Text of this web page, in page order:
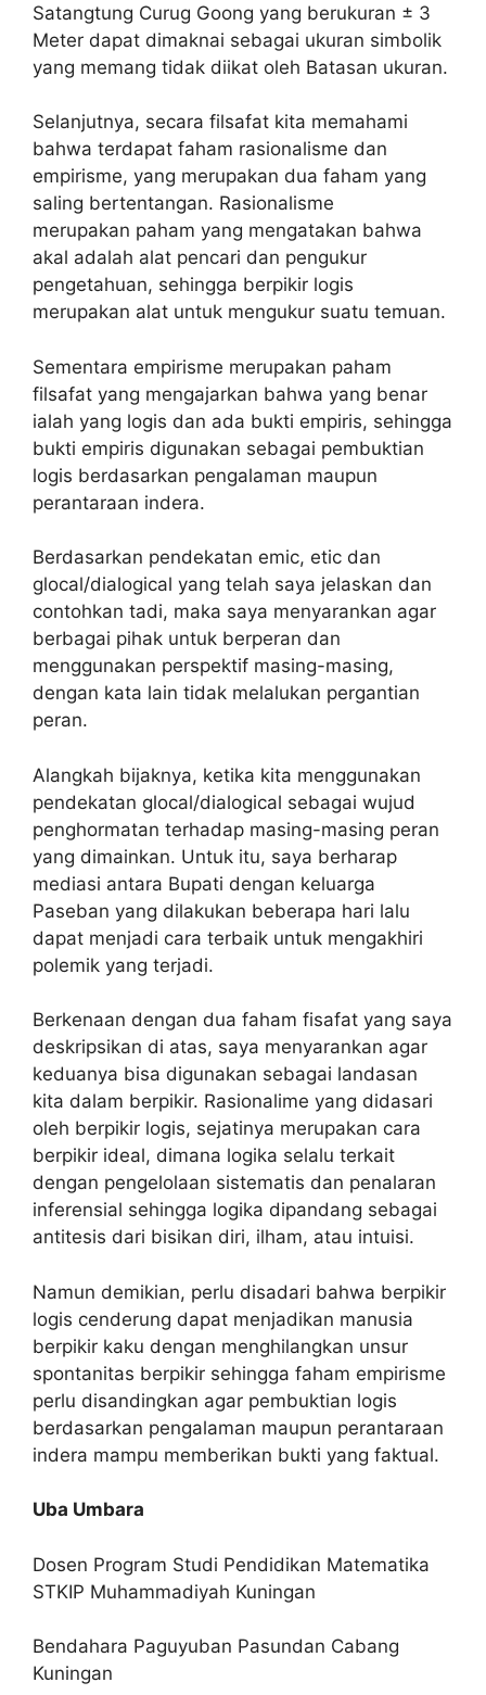
Satangtung Curug Goong yang berukuran ± 3
Meter dapat dimaknai sebagai ukuran simbolik
yang memang tidak diikat oleh Batasan ukuran.
Selanjutnya, secara filsafat kita memahami
bahwa terdapat faham rasionalisme dan
empirisme, yang merupakan dua faham yang
saling bertentangan. Rasionalisme
merupakan paham yang mengatakan bahwa
akal adalah alat pencari dan pengukur
pengetahuan, sehingga berpikir logis
merupakan alat untuk mengukur suatu temuan.
Sementara empirisme merupakan paham
filsafat yang mengajarkan bahwa yang benar
ialah yang logis dan ada bukti empiris, sehingga
bukti empiris digunakan sebagai pembuktian
logis berdasarkan pengalaman maupun
perantaraan indera.
Berdasarkan pendekatan emic, etic dan
glocal/dialogical yang telah saya jelaskan dan
contohkan tadi, maka saya menyarankan agar
berbagai pihak untuk berperan dan
menggunakan perspektif masing-masing,
dengan kata lain tidak melalukan pergantian
peran.
Alangkah bijaknya, ketika kita menggunakan
pendekatan glocal/dialogical sebagai wujud
penghormatan terhadap masing-masing peran
yang dimainkan. Untuk itu, saya berharap
mediasi antara Bupati dengan keluarga
Paseban yang dilakukan beberapa hari lalu
dapat menjadi cara terbaik untuk mengakhiri
polemik yang terjadi.
Berkenaan dengan dua faham fisafat yang saya
deskripsikan di atas, saya menyarankan agar
keduanya bisa digunakan sebagai landasan
kita dalam berpikir. Rasionalime yang didasari
oleh berpikir logis, sejatinya merupakan cara
berpikir ideal, dimana logika selalu terkait
dengan pengelolaan sistematis dan penalaran
inferensial sehingga logika dipandang sebagai
antitesis dari bisikan diri, ilham, atau intuisi.
Namun demikian, perlu disadari bahwa berpikir
logis cenderung dapat menjadikan manusia
berpikir kaku dengan menghilangkan unsur
spontanitas berpikir sehingga faham empirisme
perlu disandingkan agar pembuktian logis
berdasarkan pengalaman maupun perantaraan
indera mampu memberikan bukti yang faktual.
Uba Umbara
Dosen Program Studi Pendidikan Matematika
STKIP Muhammadiyah Kuningan
Bendahara Paguyuban Pasundan Cabang
Kuningan